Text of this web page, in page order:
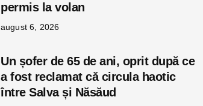
permis la volan
august 6, 2026
Un șofer de 65 de ani, oprit după ce
a fost reclamat că circula haotic
între Salva și Năsăud